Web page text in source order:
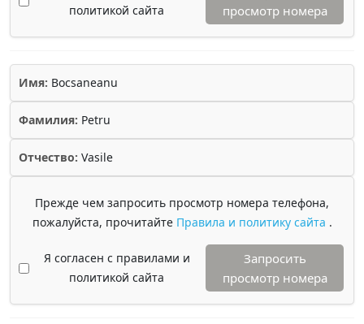
политикой сайта
просмотр номера
Имя: Bocsaneanu
Фамилия: Petru
Отчество: Vasile
Прежде чем запросить просмотр номера телефона,
пожалуйста, прочитайте Правила и политику сайта .
Я согласен с правилами и
политикой сайта
Запросить
просмотр номера